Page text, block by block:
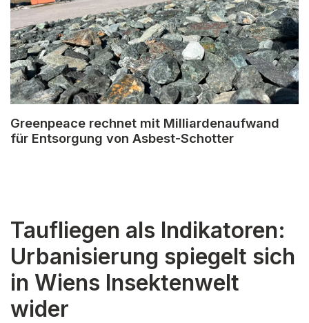
Greenpeace rechnet mit Milliardenaufwand
für Entsorgung von Asbest-Schotter
Taufliegen als Indikatoren:
Urbanisierung spiegelt sich
in Wiens Insektenwelt
wider